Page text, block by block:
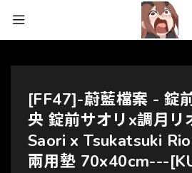
[FF47]-蔚藍檔案 - 錠
央 錠前サオリx調月リ
Saori x Tsukatsuki
兩用墊 70x40cm---